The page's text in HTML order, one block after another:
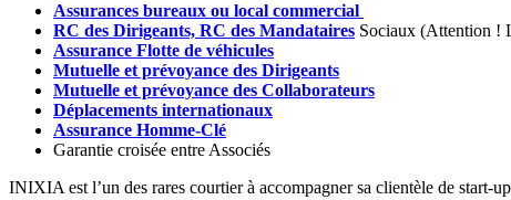
Assurances bureaux ou local commercial
RC des Dirigeants, RC des Mandataires Sociaux (Attention !
Assurance Flotte de véhicules
Mutuelle et prévoyance des Dirigeants
Mutuelle et prévoyance des Collaborateurs
Déplacements internationaux
Assurance Homme-Clé
Garantie croisée entre Associés
INIXIA est l’un des rares courtier à accompagner sa clientèle de start-